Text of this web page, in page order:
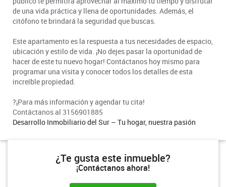
de una vida práctica y llena de oportunidades. Además, el
citófono te brindará la seguridad que buscas.
Este apartamento es la respuesta a tus necesidades de espacio,
ubicación y estilo de vida. ¡No dejes pasar la oportunidad de
hacer de este tu nuevo hogar! Contáctanos hoy mismo para
programar una visita y conocer todos los detalles de esta
increíble propiedad.
?¡Para más información y agendar tu cita!
Contáctanos al 3156901885
Desarrollo Inmobiliario del Sur – Tu hogar, nuestra pasión
¿Te gusta este inmueble?
¡Contáctanos ahora!